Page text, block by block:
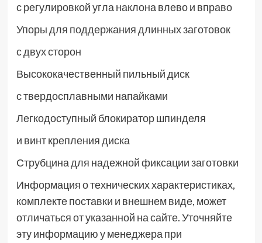
с регулировкой угла наклона влево и вправо
Упоры для поддержания длинных заготовок
с двух сторон
Высококачественный пильный диск
с твердосплавными напайками
Легкодоступный блокиратор шпинделя
и винт крепления диска
Струбцина для надежной фиксации заготовки
Информация о технических характеристиках,
комплекте поставки и внешнем виде, может
отличаться от указанной на сайте. Уточняйте
эту информацию у менеджера при